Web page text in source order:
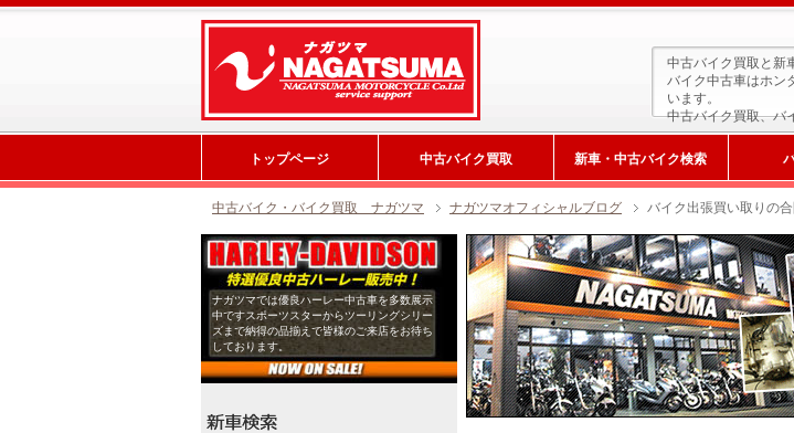
中古バイク買取と新
バイク中古車はホン
います。
中古バイク買取、バ
トップページ 中古バイク買取 新車・中古バイク検索
中古バイク・バイク買取 ナガツマ ナガツマオフィシャルブログ バイク出張買い取りの
ナガツマでは優良ハーレー中古車を多数展示
中ですスポーツスターからツーリングシリー
ズまで納得の品揃えで皆様のご来店をお待ち
しております。
新車検索